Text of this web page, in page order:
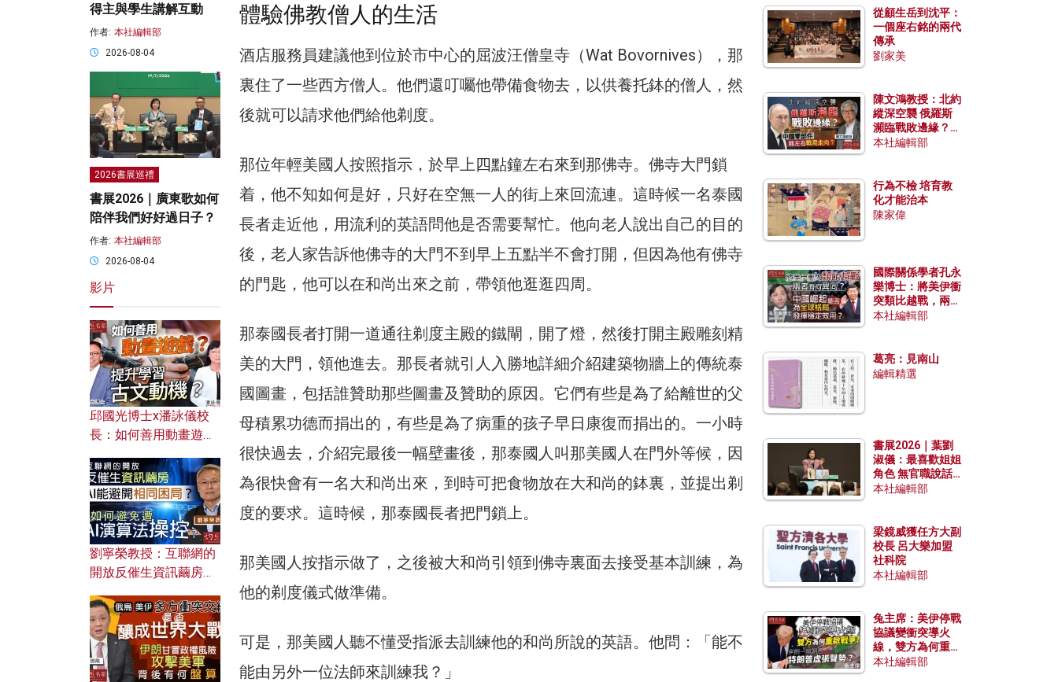
體驗佛教僧人的生活
酒店服務員建議他到位於市中心的屈波汪僧皇寺（Wat Bovornives），那
裏住了一些西方僧人。他們還叮囑他帶備食物去，以供養托鉢的僧人，然
後就可以請求他們給他剃度。
那位年輕美國人按照指示，於早上四點鐘左右來到那佛寺。佛寺大門鎖
着，他不知如何是好，只好在空無一人的街上來回流連。這時候一名泰國
長者走近他，用流利的英語問他是否需要幫忙。他向老人說出自己的目的
後，老人家告訴他佛寺的大門不到早上五點半不會打開，但因為他有佛寺
的門匙，他可以在和尚出來之前，帶領他逛逛四周。
那泰國長者打開一道通往剃度主殿的鐵閘，開了燈，然後打開主殿雕刻精
美的大門，領他進去。那長者就引人入勝地詳細介紹建築物牆上的傳統泰
國圖畫，包括誰贊助那些圖畫及贊助的原因。它們有些是為了給離世的父
母積累功德而捐出的，有些是為了病重的孩子早日康復而捐出的。一小時
很快過去，介紹完最後一幅壁畫後，那泰國人叫那美國人在門外等候，因
為很快會有一名大和尚出來，到時可把食物放在大和尚的鉢裏，並提出剃
度的要求。這時候，那泰國長者把門鎖上。
那美國人按指示做了，之後被大和尚引領到佛寺裏面去接受基本訓練，為
他的剃度儀式做準備。
可是，那美國人聽不懂受指派去訓練他的和尚所說的英語。他問：「能不
能由另外一位法師來訓練我？」
得主與學生講解互動
作者: 本社編輯部
2026-08-04
2026書展巡禮
書展2026｜廣東歌如何
陪伴我們好好過日子？
作者: 本社編輯部
2026-08-04
影片
邱國光博士x潘詠儀校
長：如何善用動畫遊戲
劉寧榮教授：互聯網的
開放反催生資訊繭房，
何避免遭AI演算法操
控？
從顧生岳到沈平：
一個座右銘的兩代
傳承
劉家美
陳文鴻教授：北約
縱深空襲 俄羅斯
瀕臨戰敗邊緣？中
國零部件能左右戰
本社編輯部
行為不檢 培育教
化才能治本
陳家偉
國際關係學者孔永
樂博士：將美伊衝
突類比越戰，兩者
有何異同？中國崛
本社編輯部
葛亮：見南山
編輯精選
書展2026｜葉劉
淑儀：最喜歡姐姐
角色 無官職說話
包袱少
本社編輯部
梁鏡威獲任方大副
校長 呂大樂加盟
社科院
本社編輯部
兔主席：美伊停戰
協議變衝突導火
線，雙方為何重啟
戰爭？伊朗一早洞
本社編輯部